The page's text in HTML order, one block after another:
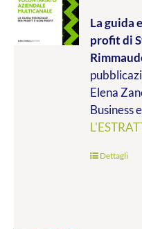
La guida
profitdi
Elena
Business
Dettagli